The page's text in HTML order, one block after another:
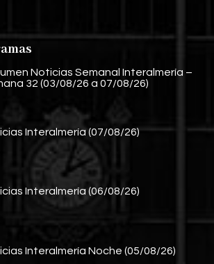
Noticias Semanal Interalmería –
32 (03/08/26 a 07/08/26)
Interalmería (07/08/26)
Interalmería (06/08/26)
Interalmería Noche (05/08/26)